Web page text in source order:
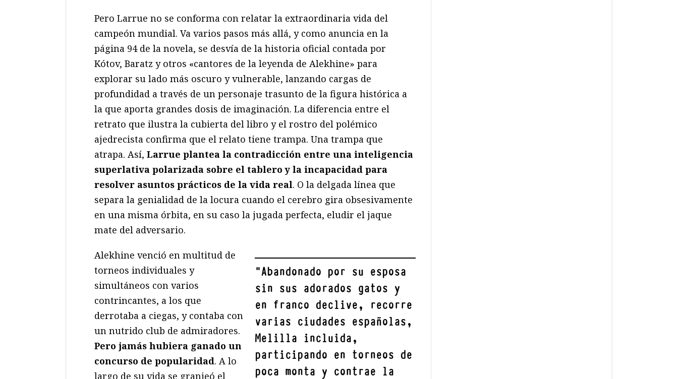
Pero Larrue no se conforma con relatar la extraordinaria vida del
campeón mundial. Va varios pasos más allá, y como anuncia en la
página 94 de la novela, se desvía de la historia oficial contada por
Kótov, Baratz y otros «cantores de la leyenda de Alekhine» para
explorar su lado más oscuro y vulnerable, lanzando cargas de
profundidad a través de un personaje trasunto de la figura histórica a
la que aporta grandes dosis de imaginación. La diferencia entre el
retrato que ilustra la cubierta del libro y el rostro del polémico
ajedrecista confirma que el relato tiene trampa. Una trampa que
atrapa. Así, Larrue plantea la contradicción entre una inteligencia
superlativa polarizada sobre el tablero y la incapacidad para
resolver asuntos prácticos de la vida real. O la delgada línea que
separa la genialidad de la locura cuando el cerebro gira obsesivamente
en una misma órbita, en su caso la jugada perfecta, eludir el jaque
mate del adversario.
"Abandonado por su esposa
sin sus adorados gatos y
en franco declive, recorre
varias ciudades españolas,
Melilla incluida,
participando en torneos de
poca monta y contrae la
Alekhine venció en multitud de
torneos individuales y
simultáneos con varios
contrincantes, a los que
derrotaba a ciegas, y contaba con
un nutrido club de admiradores.
Pero jamás hubiera ganado un
concurso de popularidad. A lo
largo de su vida se granjeó el